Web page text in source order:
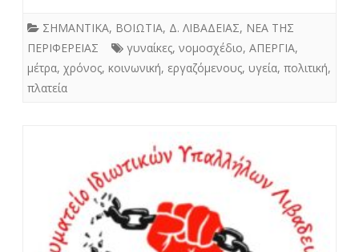
ΣΗΜΑΝΤΙΚΑ, ΒΟΙΩΤΙΑ, Δ. ΛΙΒΑΔΕΙΑΣ, ΝΕΑ ΤΗΣ
ΠΕΡΙΦΕΡΕΙΑΣ
γυναίκες, νομοσχέδιο, ΑΠΕΡΓΙΑ,
μέτρα, χρόνος, κοινωνική, εργαζόμενους, υγεία, πολιτική,
πλατεία